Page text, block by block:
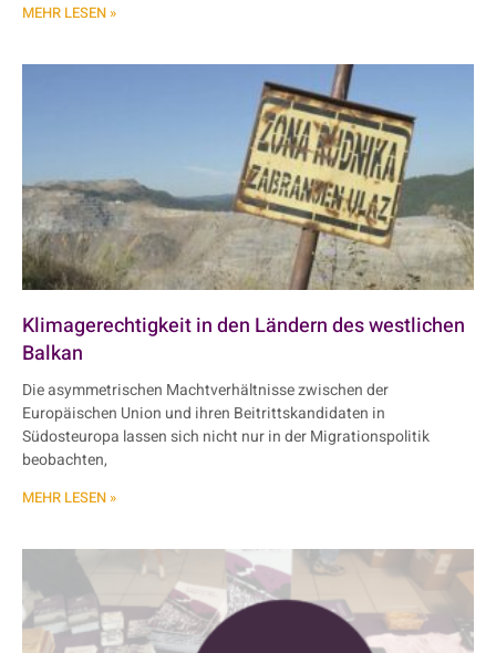
MEHR LESEN »
Klimagerechtigkeit in den Ländern des westlichen
Balkan
Die asymmetrischen Machtverhältnisse zwischen der
Europäischen Union und ihren Beitrittskandidaten in
Südosteuropa lassen sich nicht nur in der Migrationspolitik
beobachten,
MEHR LESEN »